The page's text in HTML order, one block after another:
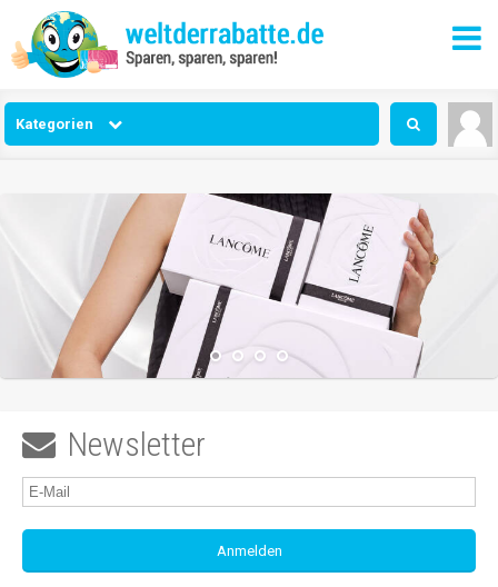
Kategorien
 Newsletter